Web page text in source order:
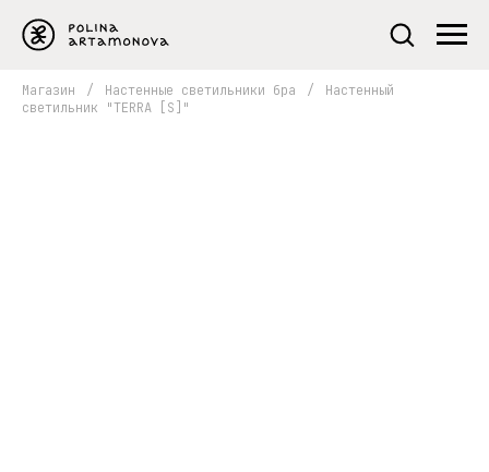
Магазин / Настенные светильники бра /
Настенный
светильник "TERRA [S]"